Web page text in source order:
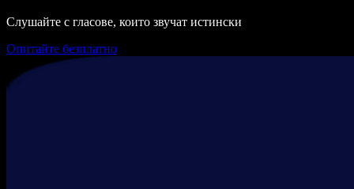
Слушайте с гласове, които звучат истински
Опитайте безплатно